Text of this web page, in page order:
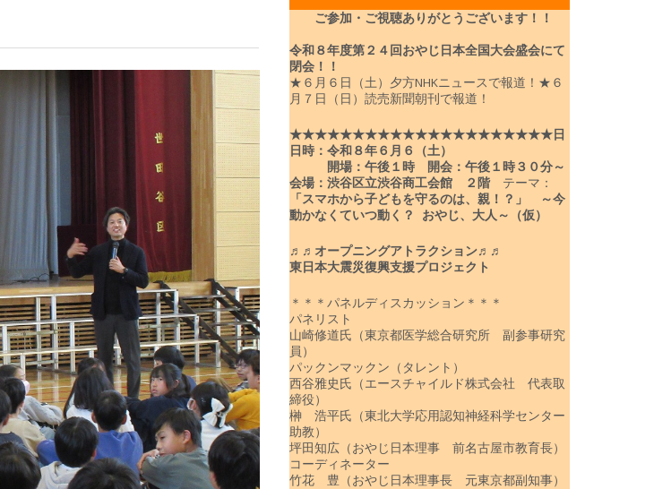
ご参加・ご視聴ありがとうございます！！
令和８年度第２４回おやじ日本全国大会盛会にて
閉会！！
★６月６日（土）夕方NHKニュースで報道！ ★６
月７日（日）読売新聞朝刊で報道！
★★★★★★★★★★★★★★★★★★★★★日
日時：令和８年６月６（土）
開場：午後１時 開会：午後１時３０分～
会場：渋谷区立渋谷商工会館 ２階 テーマ：
「スマホから子どもを守るのは、親！？」
～今
動かなくていつ動く？ おやじ、大人～（仮）
♬♬オープニングアトラクション♬♬
東日本大震災復興支援プロジェクト
＊＊＊パネルディスカッション＊＊＊
パネリスト
山崎修道氏（東京都医学総合研究所 副参事研究
員）
パックンマックン（タレント）
西谷雅史氏（エースチャイルド株式会社 代表取
締役）
榊 浩平氏（東北大学応用認知神経科学センター
助教）
坪田知広（おやじ日本理事 前名古屋市教育長）
コーディネーター
竹花 豊（おやじ日本理事長 元東京都副知事）